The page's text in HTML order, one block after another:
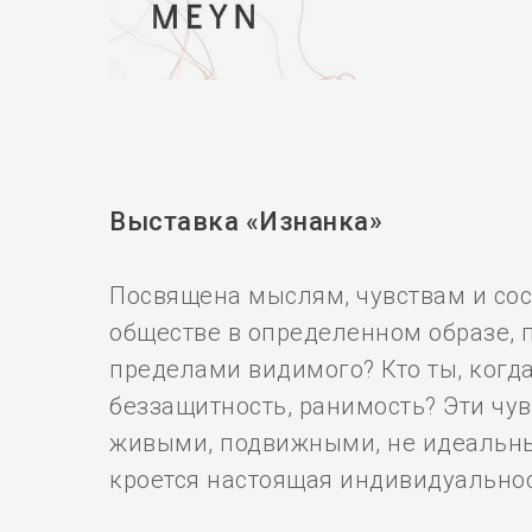
Выставка «Изнанка»
Посвящена мыслям, чувствам и
обществе в определенном образе,
пределами видимого? Кто ты,
беззащитность, ранимость? Эти
живыми, подвижными, не
кроется настоящая